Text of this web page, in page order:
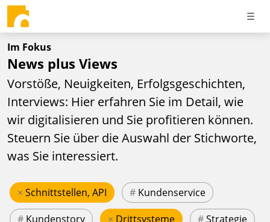
Im Fokus
News plus Views
Vorstöße, Neuigkeiten, Erfolgsgeschichten,
Interviews: Hier erfahren Sie im Detail, wie
wir digitalisieren und Sie profitieren können.
Steuern Sie über die Auswahl der Stichworte,
was Sie interessiert.
× Schnittstellen, API # Kundenservice
# Kundenstory × Drittsysteme #Strategie